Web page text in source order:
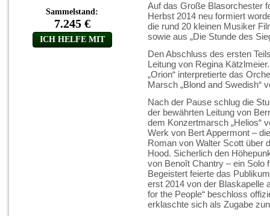
Auf das Große Blasorchester
Herbst 2014 neu formiert
die rund 20 kleinen Musiker
sowie aus „Die Stunde des
Den Abschluss des ersten
Leitung von Regina
„Orion“ interpretierte das
Marsch „Blond and Swedish“
Nach der Pause schlug die
der bewährten Leitung von
dem Konzertmarsch „Helios“
Werk von Bert Appermont –
Roman von Walter Scott über
Hood. Sicherlich den
von Benoît Chantry – ein Solo
Begeistert feierte das
erst 2014 von der Blaskapelle
for the People“ beschloss
erklaschte sich als Zugabe